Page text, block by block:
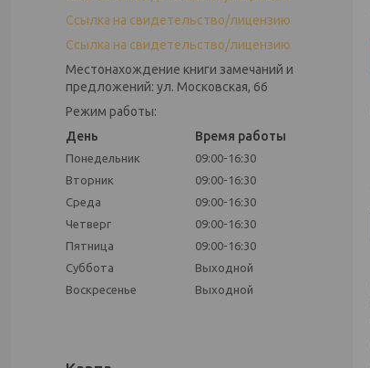
Ссылка на свидетельство/лицензию
Ссылка на свидетельство/лицензию
Местонахождение книги замечаний и
предложений: ул. Московская, 66
Режим работы:
День
Время работы
Понедельник
09:00-16:30
Вторник
09:00-16:30
Среда
09:00-16:30
Четверг
09:00-16:30
Пятница
09:00-16:30
Суббота
Выходной
Воскресенье
Выходной